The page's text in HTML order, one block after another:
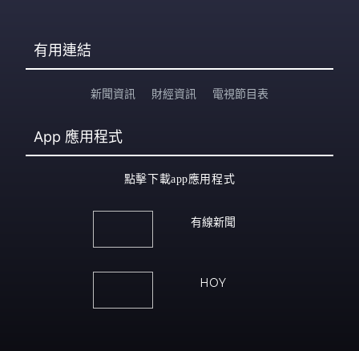
有用連結
新聞資訊 財經資訊 電視節目表
App 應用程式
點擊下載app應用程式
有線新聞
HOY